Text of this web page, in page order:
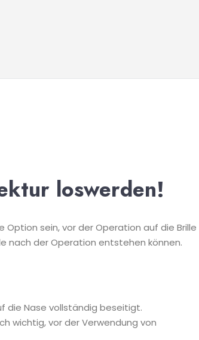
loswerden!
Option sein, vor der Operation auf die Brille
nach der Operation entstehen können.
die Nase vollständig beseitigt.
wichtig, vor der Verwendung von